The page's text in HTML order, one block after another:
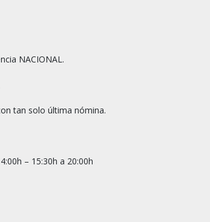
NACIONAL.
tan solo última nómina.
– 15:30h a 20:00h